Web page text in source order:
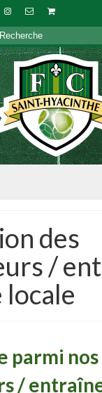
LIGNE
des
/
locale
parmi nos
/